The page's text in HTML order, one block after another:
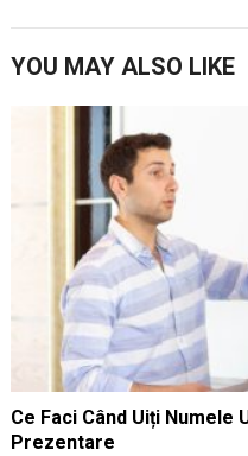
YOU MAY ALSO LIKE
Ce Faci Când Uiți Numele
Prezentare